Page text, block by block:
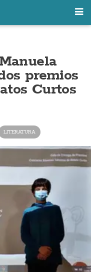
premios
Curtos
LITERATURA